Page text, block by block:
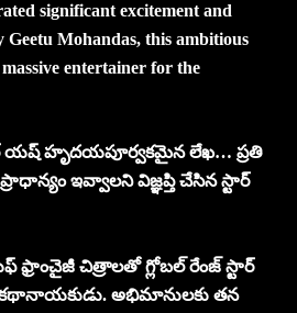
significant excitement and
Mohandas, this ambitious
entertainer for the
య‌ష్ హృద‌య‌పూర్వ‌క‌మైన లేఖ‌… ప్ర‌తి
ఇవ్వాల‌ని విజ్ఞ‌ప్తి చేసిన స్టార్
ఫ్రాంచైజీ చిత్రాల‌తో గ్లోబ‌ల్ రేంజ్ స్టార్
క‌థానాయ‌కుడు. అభిమానుల‌కు త‌న